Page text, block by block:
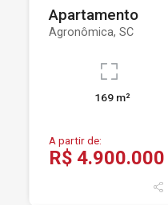
Apartamento
Agronômica, SC
169 m²
A partir de:
R$ 4.900.000